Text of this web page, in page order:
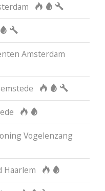
Amsterdam
Vogelenzang
Haarlem